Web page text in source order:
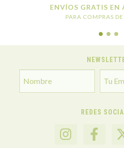
ENVÍOS GRATIS EN
PARA COMPRAS
REDES